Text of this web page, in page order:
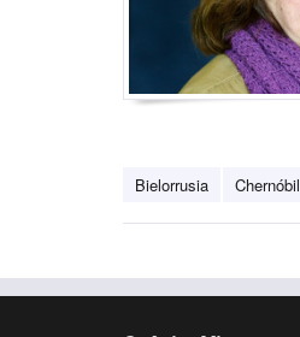
Bielorrusia Chernóbil